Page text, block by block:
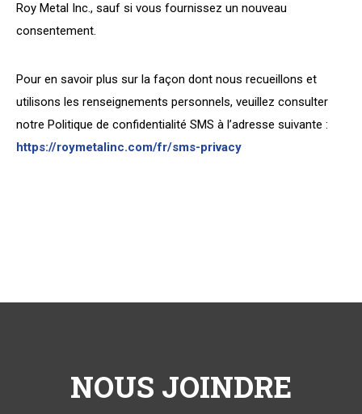
Roy Metal Inc., sauf si vous fournissez un nouveau
consentement.
Pour en savoir plus sur la façon dont nous recueillons et
utilisons les renseignements personnels, veuillez consulter
notre Politique de confidentialité SMS à l’adresse suivante :
https://roymetalinc.com/fr/sms-privacy
NOUS JOINDRE